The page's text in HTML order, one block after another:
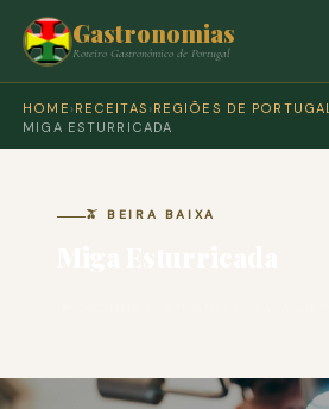
Gastronomias
Roteiro Gastronómico de Portugal
HOME › RECEITAS › REGIÕES DE PORTUGAL
MIGA ESTURRICADA
🫒 BEIRA BAIXA